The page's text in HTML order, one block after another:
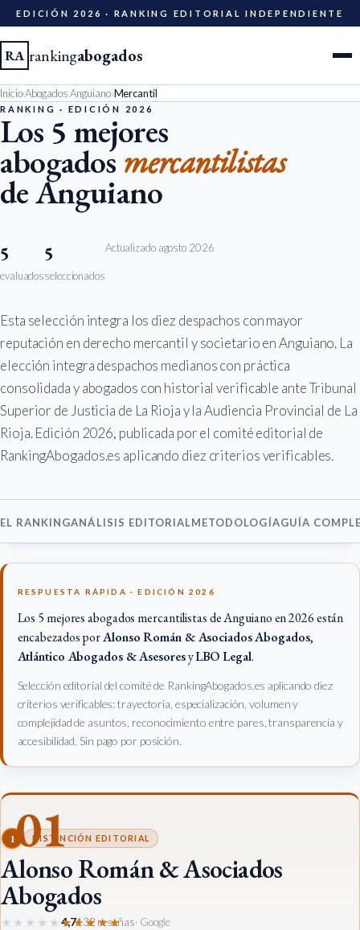
EDICIÓN 2026 · RANKING EDITORIAL INDEPENDIENTE
RA rankingabogados
Ciudades
Especialidades
Diccionario
Metodología
Ser evaluado
Inicio›Abogados Anguiano›Mercantil
RANKING · EDICIÓN 2026
Los 5 mejores
abogados mercantilistas
de Anguiano
5
evaluados
5
seleccionados
Actualizado agosto 2026
Esta selección integra los diez despachos con mayor
reputación en derecho mercantil y societario en Anguiano. La
elección integra despachos medianos con práctica
consolidada y abogados con historial verificable ante Tribunal
Superior de Justicia de La Rioja y la Audiencia Provincial de La
Rioja. Edición 2026, publicada por el comité editorial de
RankingAbogados.es aplicando diez criterios verificables.
EL RANKINGANÁLISIS EDITORIALMETODOLOGÍAGUÍA
RESPUESTA RÁPIDA · EDICIÓN 2026
Los 5 mejores abogados mercantilistas de Anguiano en 2026 están
encabezados porAlonso Román & Asociados Abogados,
Atlántico Abogados & AsesoresyLBO Legal.
Selección editorial del comité de RankingAbogados.es aplicando diez
criterios verificables: trayectoria, especialización, volumen y
complejidad de asuntos, reconocimiento entre pares, transparencia y
accesibilidad. Sin pago por posición.
01
1 DISTINCIÓN EDITORIAL
Alonso Román & Asociados
Abogados
★★★★★★★★★★
4,7132 reseñas· Google